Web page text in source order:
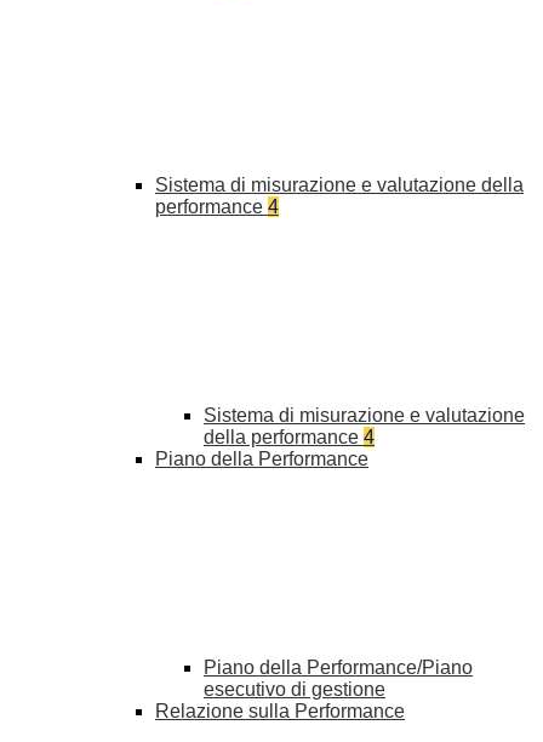
Sistema di misurazione e valutazione della
performance 4
Sistema di misurazione e valutazione
della performance 4
Piano della Performance
Piano della Performance/Piano
esecutivo di gestione
Relazione sulla Performance